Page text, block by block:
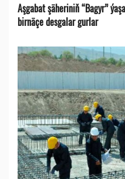
Aşgabat şäheriniň “Bagyr”
birnäçe desgalar gurlar